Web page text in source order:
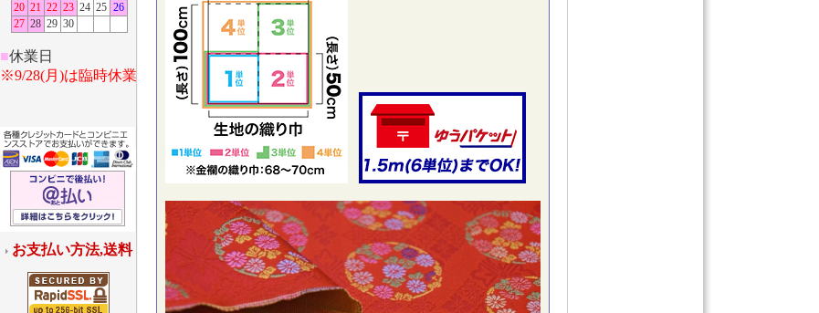
20 21 22 23 24 25 26
27 28 29 30
■休業日
※9/28(月)は臨時休業
お支払い方法,送料